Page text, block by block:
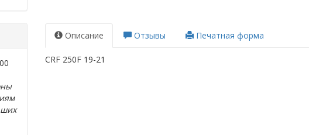
Описание Отзывы Печатная форма
CRF 250F 19-21